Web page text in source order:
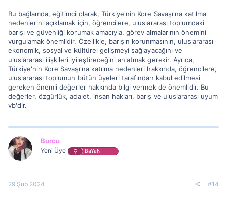
Bu bağlamda, eğitimci olarak, Türkiye'nin Kore Savaşı'na katılma
nedenlerini açıklamak için, öğrencilere, uluslararası toplumdaki
barışı ve güvenliği korumak amacıyla, görev almalarının önemini
vurgulamak önemlidir. Özellikle, barışın korunmasının, uluslararası
ekonomik, sosyal ve kültürel gelişmeyi sağlayacağını ve
uluslararası ilişkileri iyileştireceğini anlatmak gerekir. Ayrıca,
Türkiye'nin Kore Savaşı'na katılma nedenleri hakkında, öğrencilere,
uluslararası toplumun bütün üyeleri tarafından kabul edilmesi
gereken önemli değerler hakkında bilgi vermek de önemlidir. Bu
değerler, özgürlük, adalet, insan hakları, barış ve uluslararası uyum
vb'dir.
Burcu
Yeni Üye BaYaN
29 Şub 2024 #14